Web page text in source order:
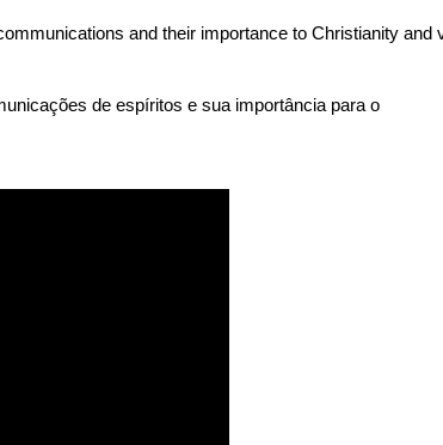
and their importance to Christianity and
de espíritos e sua importância para o